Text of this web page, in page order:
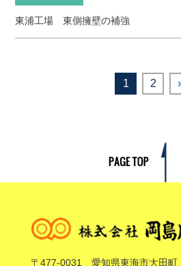
東浦工場 東側擁壁の補強
1 2
〒477-0031 愛知県東海市大田町